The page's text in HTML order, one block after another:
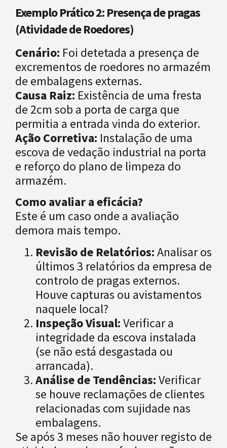
Exemplo Prático 2: Presença de pragas
(Atividade de Roedores)
Cenário: Foi detetada a presença de
excrementos de roedores no armazém
de embalagens externas.
Causa Raiz: Existência de uma fresta
de 2cm sob a porta de carga que
permitia a entrada vinda do exterior.
Ação Corretiva: Instalação de uma
escova de vedação industrial na porta
e reforço do plano de limpeza do
armazém.
Como avaliar a eficácia?
Este é um caso onde a avaliação
demora mais tempo.
Revisão de Relatórios:Analisar os
últimos 3 relatórios da empresa de
controlo de pragas externos.
Houve capturas ou avistamentos
naquele local?
Inspeção Visual:Verificar a
integridade da escova instalada
(se não está desgastada ou
arrancada).
Análise de Tendências:Verificar
se houve reclamações de clientes
relacionadas com sujidade nas
embalagens.
Se após 3 meses não houver registo de